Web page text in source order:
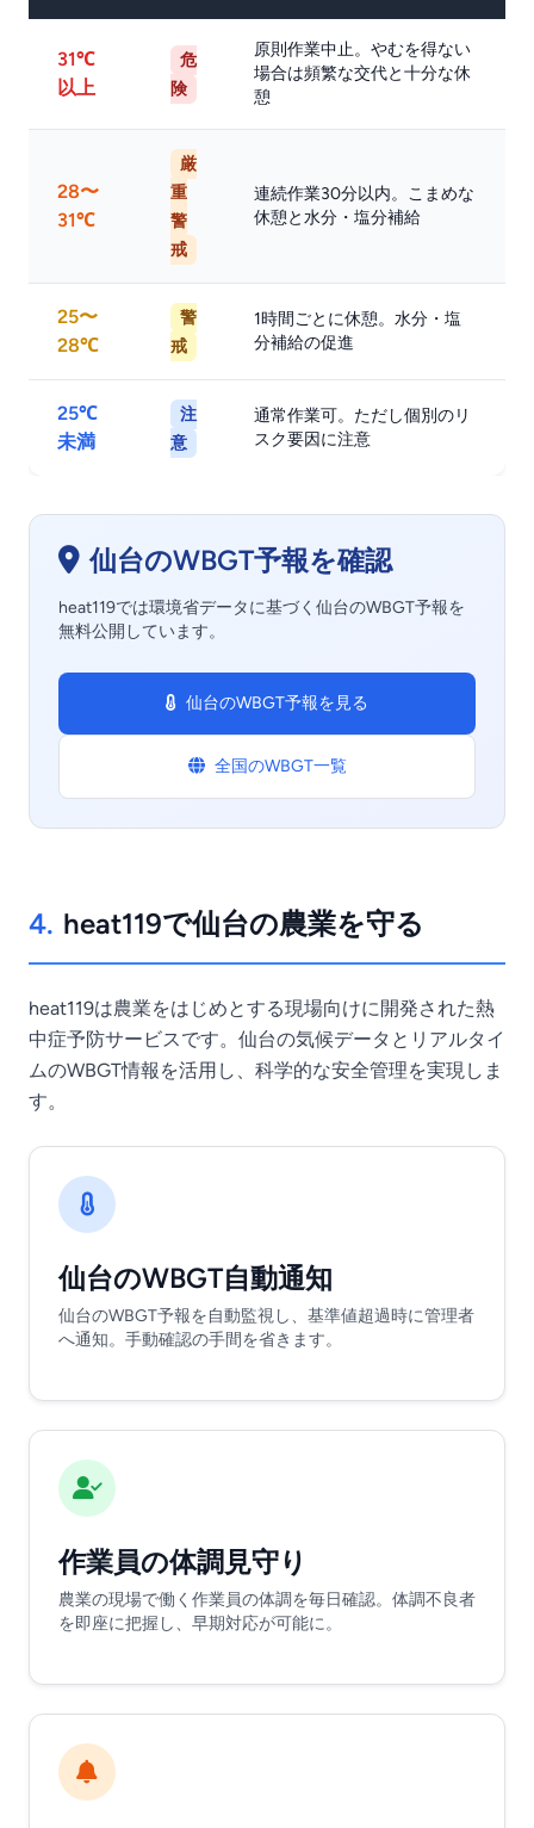
31℃
以上
危
険
原則作業中止。やむを得ない
場合は頻繁な交代と十分な休
憩
28〜
31℃
厳
重
警
戒
連続作業30分以内。こまめな
休憩と水分・塩分補給
25〜
28℃
警
戒
1時間ごとに休憩。水分・塩
分補給の促進
25℃
未満
注
意
通常作業可。ただし個別のリ
スク要因に注意
仙台のWBGT予報を確認
heat119では環境省データに基づく仙台のWBGT予報を
無料公開しています。
仙台のWBGT予報を見る
全国のWBGT一覧
4. heat119で仙台の農業を守る
heat119は農業をはじめとする現場向けに開発された熱
中症予防サービスです。仙台の気候データとリアルタイ
ムのWBGT情報を活用し、科学的な安全管理を実現しま
す。
仙台のWBGT自動通知
仙台のWBGT予報を自動監視し、基準値超過時に管理者
へ通知。手動確認の手間を省きます。
作業員の体調見守り
農業の現場で働く作業員の体調を毎日確認。体調不良者
を即座に把握し、早期対応が可能に。